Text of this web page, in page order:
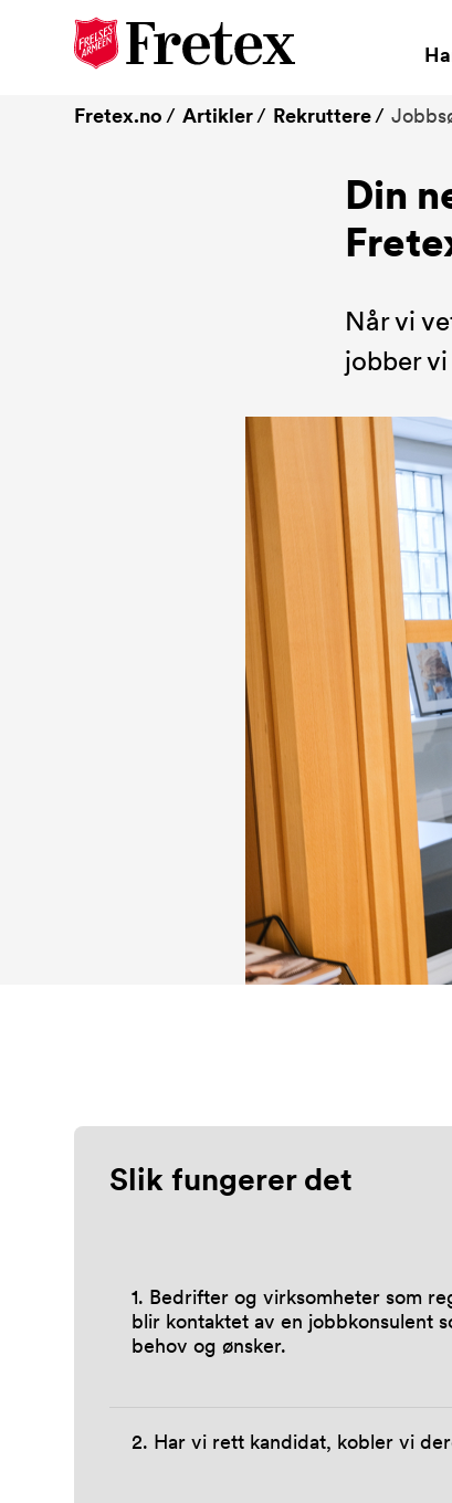
Fretex.no
Artikler Rekruttere
Din
Når vi
jobber
Slik fungerer det
1. Bedrifter og virksomheter som
blir kontaktet av en jobbkonsulent
behov og ønsker.
2. Har vi rett kandidat, kobler vi